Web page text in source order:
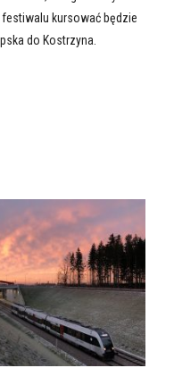
kursować będzie
do Kostrzyna.